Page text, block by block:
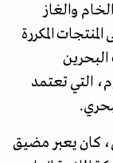
والغاز
المكررة
التي تعتمد
شباط الماضي، كان يعبر مضيق